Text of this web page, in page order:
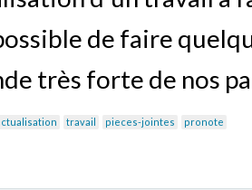
de faire
très forte de nos
travail pieces-jointes pronote